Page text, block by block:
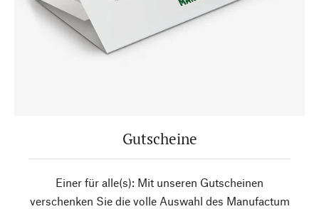
Gutscheine
Einer für alle(s): Mit unseren Gutscheinen
verschenken Sie die volle Auswahl des Manufactum